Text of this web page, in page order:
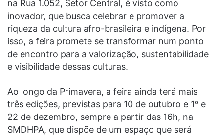
na Rua 1.052, Setor Central, é visto como
inovador, que busca celebrar e promover a
riqueza da cultura afro-brasileira e indígena. Por
isso, a feira promete se transformar num ponto
de encontro para a valorização, sustentabilidade
e visibilidade dessas culturas.
Ao longo da Primavera, a feira ainda terá mais
três edições, previstas para 10 de outubro e 1º e
22 de dezembro, sempre a partir das 16h, na
SMDHPA, que dispõe de um espaço que será